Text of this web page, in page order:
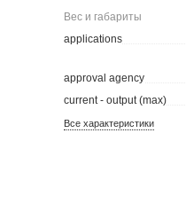
Вес и габариты
applications
approval agency
current - output (max)
Все характеристики